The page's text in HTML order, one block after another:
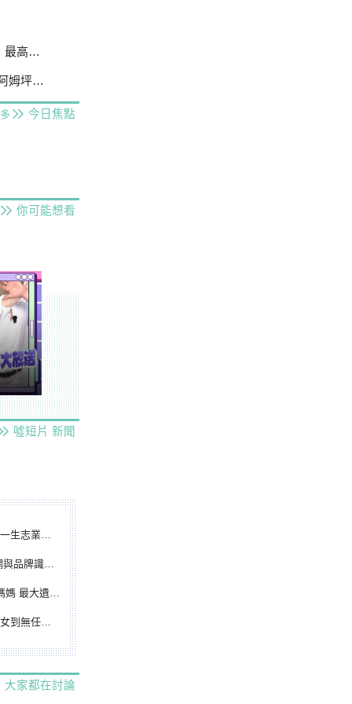
25萬
隧道
今日焦點
你可能想看
噓短片 新聞
點亮KANO精神
誌重磅啟用
憾無緣大聯盟
判人生國際發光
大家都在討論